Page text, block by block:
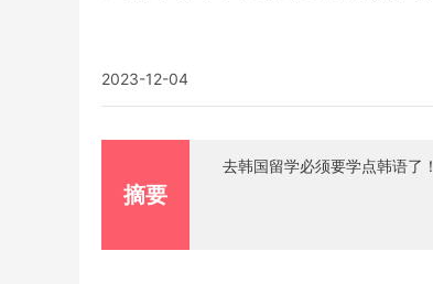
2023-12-04
摘要
去韩国留学必须要学点韩语了！